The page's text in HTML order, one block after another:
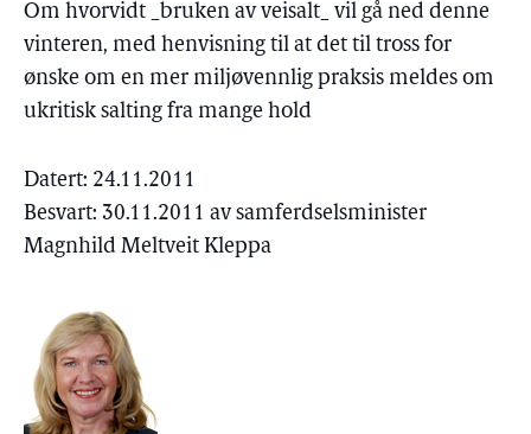
Om hvorvidt _bruken av veisalt_ vil gå ned denne
vinteren, med henvisning til at det til tross for
ønske om en mer miljøvennlig praksis meldes om
ukritisk salting fra mange hold
Datert: 24.11.2011
Besvart: 30.11.2011 av samferdselsminister
Magnhild Meltveit Kleppa